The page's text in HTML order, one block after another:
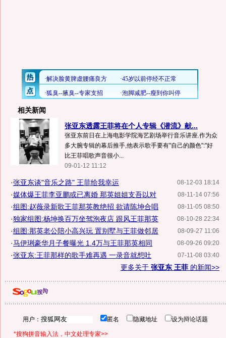
相关新闻
张亚东透露王菲将在个人专辑《潜流》献...
张亚东前日在上海电影学院海艺剧场举行音乐讲座.作为众
多大腕专辑的幕后推手,他表示歌手要有"自己的颜色":"好
比王菲唱歌声音很小...
09-01-12 11:12
08-12-03 18:14
·张亚东谈"音乐之路" 王菲给我幸运
08-11-14 07:56
·媒体爆王菲李亚鹏或已离婚 那英姐姐支吾以对
08-11-05 08:50
·组图:赵薇录新歌王菲那英教绝招 欲请陈坤合唱
08-10-28 22:34
·独家组图:杨坤换百万坐驾泡夜店 跟风王菲那英
08-09-27 11:06
·组图:那英老公陪小高兴玩 置别墅与王菲做邻居
08-09-26 09:20
·马伊琍豪华月子餐曝光 1.4万与王菲那英相同
07-11-08 03:40
·张亚东:王菲那样的歌手难再遇 一录音就想吐
更多关于 张亚东 王菲 的新闻>>
用户： 匿名 隐藏地址 设为辩论话题
*搜狗拼音输入法，中文处理专家>>